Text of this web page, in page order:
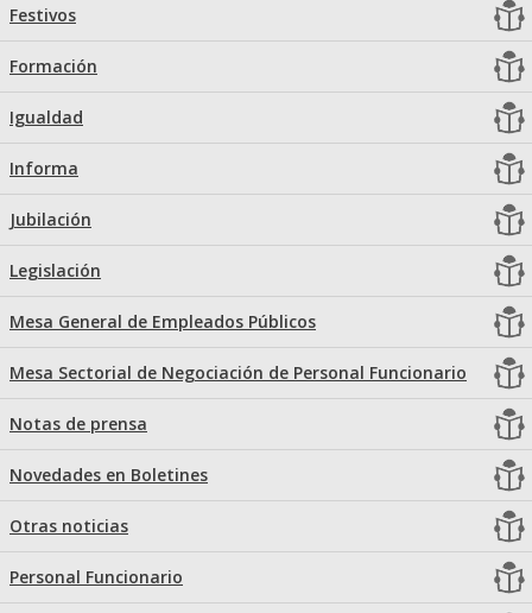
Festivos
Formación
Igualdad
Informa
Jubilación
Legislación
Mesa General de Empleados Públicos
Mesa Sectorial de Negociación de Personal Funcionario
Notas de prensa
Novedades en Boletines
Otras noticias
Personal Funcionario